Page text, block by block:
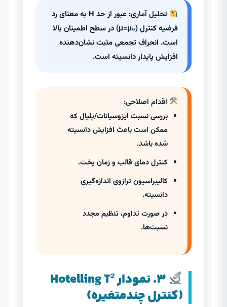
تحلیل آماری:
عبور از حد H به معنای رد
فرضیه کنترل (μ=μ₀) در سطح اطمینان بالا
است. انحراف تجمعی مثبت نشان‌دهنده
افزایش پایدار دانسیته است.
اقدام اصلاحی:
بررسی نسبت ایزوسیانات/پلیال که
ممکن است باعث افزایش دانسیته
شده باشد.
کنترل دمای قالب و زمان پخت.
کالیبراسیون ترازوی اندازه‌گیری
دانسیته.
در صورت تداوم، تنظیم مجدد
نسبت‌ها.
۳. نمودار Hotelling T²
(کنترل چندمتغیره)